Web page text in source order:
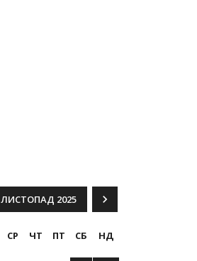
ЛИСТОПАД 2025
СР ЧТ ПТ СБ НД